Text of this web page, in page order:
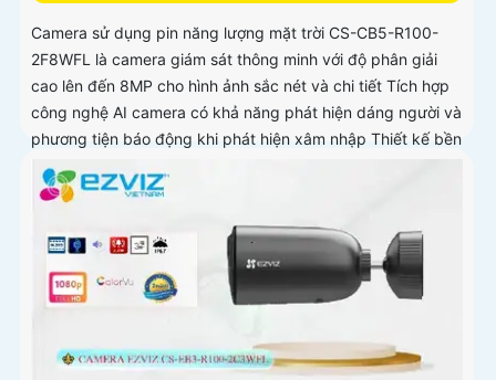
Camera sử dụng pin năng lượng mặt trời CS-CB5-R100-
2F8WFL là camera giám sát thông minh với độ phân giải
cao lên đến 8MP cho hình ảnh sắc nét và chi tiết Tích hợp
công nghệ AI camera có khả năng phát hiện dáng người và
phương tiện báo động khi phát hiện xâm nhập Thiết kế bền
bỉ chống nước IP65 phù hợp lắp đặt trong mọi điều kiện
thời tiết. Camera An Ninh CS-CB5-R100-2F8WFL có khả
năng AI deep learning phân biệt người & phương tiện